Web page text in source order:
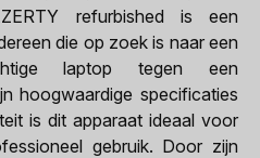
refurbished is een
die op zoek is naar een
laptop tegen een
hoogwaardige specificaties
is dit apparaat ideaal voor
gebruik. Door zijn